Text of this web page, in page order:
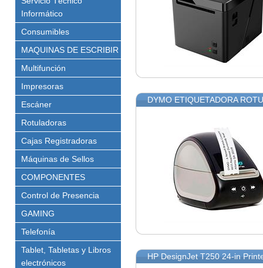
DYMO ETIQUETADORA
HP DesignJet T250 24-in
Informático
Consumibles
MAQUINAS DE ESCRIBIR
Multifunción
Impresoras
Escáner
Rotuladoras
Cajas Registradoras
Máquinas de Sellos
COMPONENTES
Control de Presencia
GAMING
Telefonía
Tablet, Tabletas y Libros
electrónicos